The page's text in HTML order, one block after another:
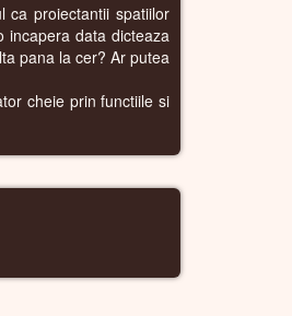
ca proiectantii spatiilor
incapera data dicteaza
pana la cer? Ar putea
cheie prin functiile si